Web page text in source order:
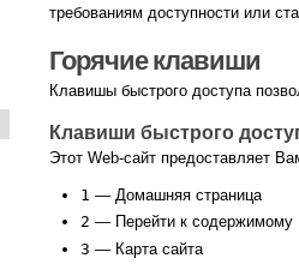
требованиям доступности или
Горячие клавиши
Клавишы быстрого доступа
Клавиши быстрого
Этот Web-сайт предоставляет
1 — Домашняя страница
2 — Перейти к содержимому
3 — Карта сайта